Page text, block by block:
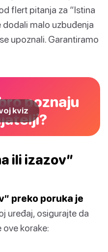
flert pitanja za “Istina
dodali malo uzbuđenja
upoznali. Garantiramo
poznaju
kviz
ili izazov”
preko poruka je
uređaj, osigurajte da
ove korake: